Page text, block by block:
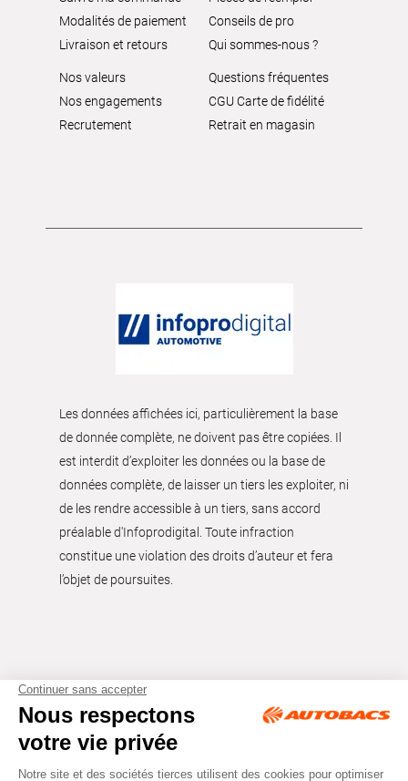
Modalités de paiement
Livraison et retours
Conseils de pro
Qui sommes-nous ?
Nos valeurs
Nos engagements
Recrutement
Questions fréquentes
CGU Carte de fidélité
Retrait en magasin
Les données affichées ici, particulièrement la base
de donnée complète, ne doivent pas être copiées. Il
est interdit d’exploiter les données ou la base de
données complète, de laisser un tiers les exploiter, ni
de les rendre accessible à un tiers, sans accord
préalable d'Infoprodigital. Toute infraction
constitue une violation des droits d’auteur et fera
l’objet de poursuites.
Tous droits réservés © Autobacs